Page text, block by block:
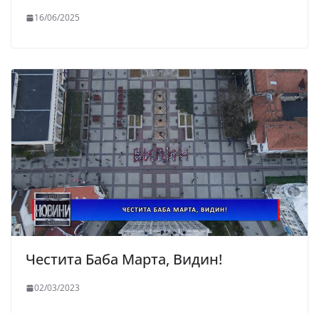
16/06/2025
Честита Баба Марта, Видин!
02/03/2023